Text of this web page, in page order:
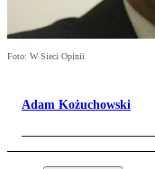
Foto: W Sieci Opinii
Adam Kożuchowski